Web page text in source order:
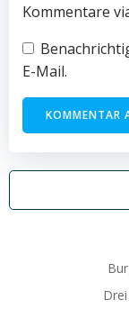
Kommentare
E-Mail.
for: